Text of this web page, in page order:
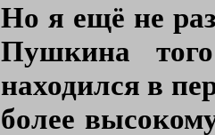
Но я ещё не
Пушкина
находился в
более